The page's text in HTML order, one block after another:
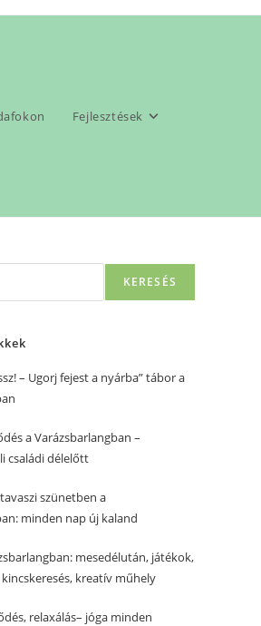
Fejlesztések
KERESÉS
– Ugorj fejest a nyárba” tábor a
a Varázsbarlangban –
családi délelőtt
szünetben a
minden nap új kaland
mesedélután, játékok,
kreatív műhely
relaxálás– jóga minden